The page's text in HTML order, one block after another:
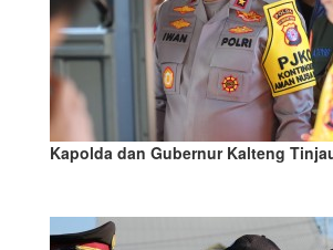
Kapolda dan Gubernur Kalteng